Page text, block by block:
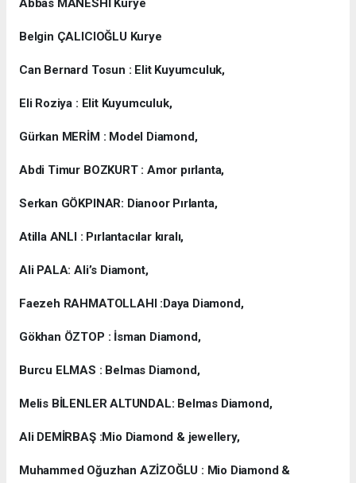
Abbas MANESHİ Kurye
Belgin ÇALICIOĞLU Kurye
Can Bernard Tosun : Elit Kuyumculuk,
Eli Roziya : Elit Kuyumculuk,
Gürkan MERİM : Model Diamond,
Abdi Timur BOZKURT : Amor pırlanta,
Serkan GÖKPINAR: Dianoor Pırlanta,
Atilla ANLI : Pırlantacılar kıralı,
Ali PALA: Ali’s Diamont,
Faezeh RAHMATOLLAHI :Daya Diamond,
Gökhan ÖZTOP : İsman Diamond,
Burcu ELMAS : Belmas Diamond,
Melis BİLENLER ALTUNDAL: Belmas Diamond,
Ali DEMİRBAŞ :Mio Diamond & jewellery,
Muhammed Oğuzhan AZİZOĞLU : Mio Diamond &